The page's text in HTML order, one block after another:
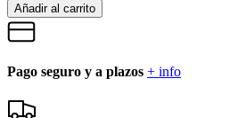
Añadir al carrito
Pago seguro y a plazos + info